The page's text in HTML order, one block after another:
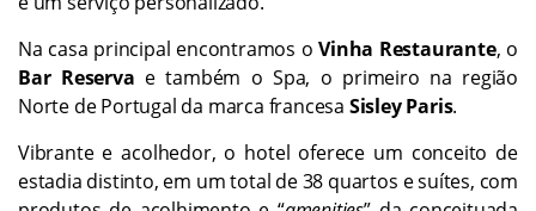
Na casa principal encontramos oVinha Restaurante, o
Bar Reserva e também o Spa, o primeiro na região
Norte de Portugal da marca francesa Sisley Paris.
Vibrante e acolhedor, o hotel oferece um conceito de
estadia distinto, em um total de 38 quartos e suítes, com